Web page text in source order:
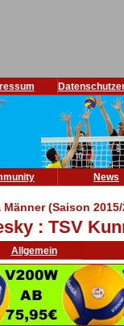
News
(Saison 2015/
: TSV
Allgemein